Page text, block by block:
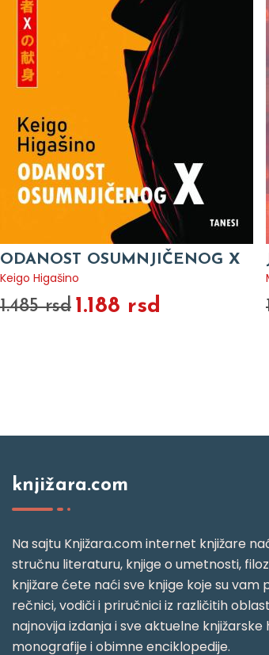
ODANOST OSUMNJIČENOG X
Keigo Higašino
1.485 rsd 1.188 rsd
knjižara.com
Na sajtu Knjižara.com internet knjižare
stručnu literaturu, knjige o umetnosti,
knjižare ćete naći sve knjige koje su vam
rečnici, vodiči i priručnici iz različitih
najnovija izdanja i sve aktuelne
monografije i obimne enciklopedije.